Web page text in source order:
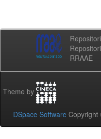
RRAAE
Theme by
DSpace Software Copyright